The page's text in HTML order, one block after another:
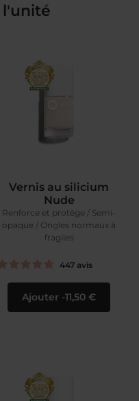
l'unité
Vernis au silicium
Nude
Renforce et protège / Semi-
opaque / Ongles normaux à
fragiles
447 avis
Ajouter 11,50 €